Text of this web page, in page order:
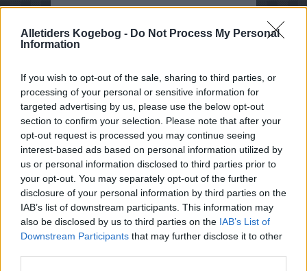
Alletiders Kogebog - Do Not Process My Personal
Information
If you wish to opt-out of the sale, sharing to third parties, or
processing of your personal or sensitive information for
targeted advertising by us, please use the below opt-out
section to confirm your selection. Please note that after your
opt-out request is processed you may continue seeing
interest-based ads based on personal information utilized by
us or personal information disclosed to third parties prior to
your opt-out. You may separately opt-out of the further
disclosure of your personal information by third parties on the
IAB’s list of downstream participants. This information may
also be disclosed by us to third parties on the IAB’s List of
Downstream Participants that may further disclose it to other
Brødene bliver meget elastiske så den kan fint
bruges til